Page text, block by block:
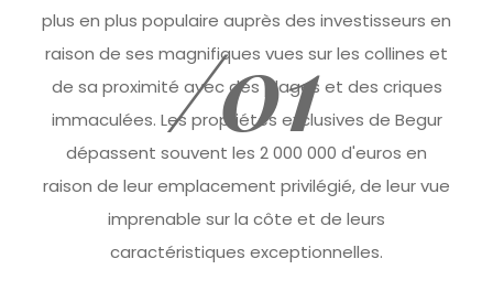
plus en plus populaire auprès des investisseurs en
raison de ses magnifiques vues sur les collines et
de sa proximité avec des plages et des criques
immaculées. Les propriétés exclusives de Begur
dépassent souvent les 2 000 000 d'euros en
raison de leur emplacement privilégié, de leur vue
imprenable sur la côte et de leurs
caractéristiques exceptionnelles.
/01